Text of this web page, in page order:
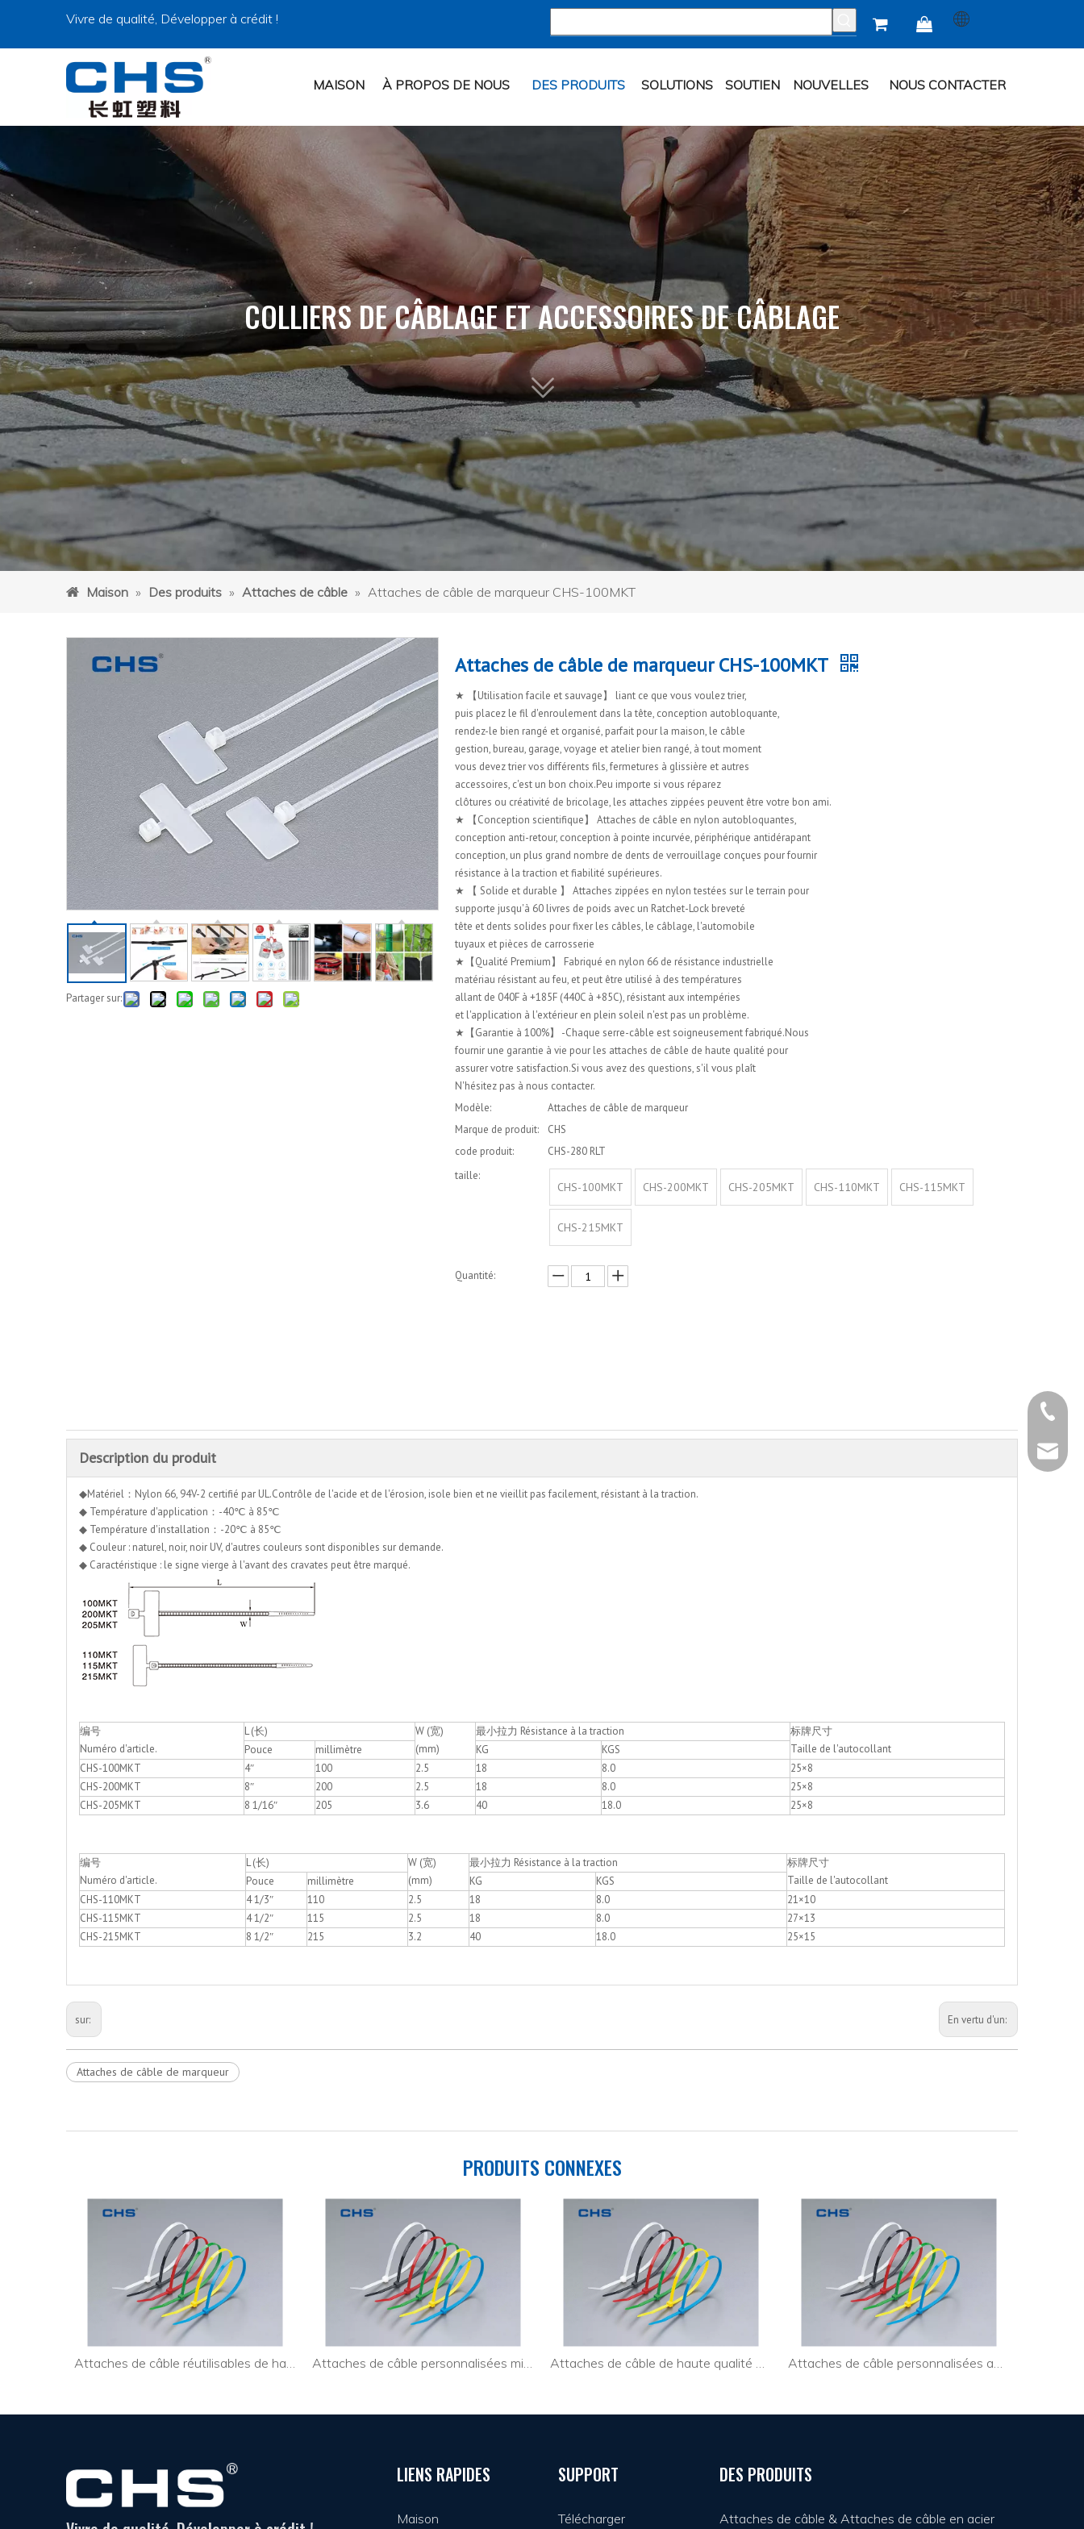
Vivre de qualité, Développer à crédit !  
MAISON À PROPOS DE NOUS DES PRODUITS SOLUTIONS SOUTIEN NOUVELLES NOUS CONTACTER
COLLIERS DE CÂBLAGE ET ACCESSOIRES DE CÂBLAGE
Maison » Des produits » Attaches de câble » Attaches de câble de marqueur CHS-100MKT
Partager sur:
Attaches de câble de marqueur CHS-100MKT
★ 【Utilisation facile et sauvage】 liant ce que vous voulez trier,
puis placez le fil d'enroulement dans la tête, conception autobloquante,
rendez-le bien rangé et organisé, parfait pour la maison, le câble
gestion, bureau, garage, voyage et atelier bien rangé, à tout moment
vous devez trier vos différents fils, fermetures à glissière et autres
accessoires, c'est un bon choix.Peu importe si vous réparez
clôtures ou créativité de bricolage, les attaches zippées peuvent être votre bon ami.
★ 【Conception scientifique】 Attaches de câble en nylon autobloquantes,
conception anti-retour, conception à pointe incurvée, périphérique antidérapant
conception, un plus grand nombre de dents de verrouillage conçues pour fournir
résistance à la traction et fiabilité supérieures.
★ 【 Solide et durable 】 Attaches zippées en nylon testées sur le terrain pour
supporte jusqu'à 60 livres de poids avec un Ratchet-Lock breveté
tête et dents solides pour fixer les câbles, le câblage, l'automobile
tuyaux et pièces de carrosserie
★【Qualité Premium】 Fabriqué en nylon 66 de résistance industrielle
matériau résistant au feu, et peut être utilisé à des températures
allant de 040F à +185F (440C à +85C), résistant aux intempéries
et l'application à l'extérieur en plein soleil n'est pas un problème.
★【Garantie à 100%】 -Chaque serre-câble est soigneusement fabriqué.Nous
fournir une garantie à vie pour les attaches de câble de haute qualité pour
assurer votre satisfaction.Si vous avez des questions, s'il vous plaît
N'hésitez pas à nous contacter.
Modèle:
Attaches de câble de marqueur
Marque de produit:
CHS
code produit:
CHS-280 RLT
taille:
CHS-100MKT CHS-200MKT CHS-205MKT CHS-110MKT CHS-115MKT
CHS-215MKT
Quantité:
Description du produit
◆Matériel：Nylon 66, 94V-2 certifié par UL.Contrôle de l'acide et de l'érosion, isole bien et ne vieillit pas facilement, résistant à la traction.
◆ Température d'application：-40℃ à 85℃
◆ Température d'installation：-20℃ à 85℃
◆ Couleur : naturel, noir, noir UV, d'autres couleurs sont disponibles sur demande.
◆ Caractéristique : le signe vierge à l'avant des cravates peut être marqué.
编号
Numéro d'article.
L (长)
W (宽)
(mm)
最小拉力 Résistance à la traction
标牌尺寸
Taille de l'autocollant
Pouce millimètre KG
KGS
CHS-100MKT
4″ 100 2.5 18 8.0
25×8
CHS-200MKT
8″ 200 2.5 18 8.0
25×8
CHS-205MKT
8 1/16″ 205 3.6 40 18.0 25×8
编号
Numéro d'article.
L (长)
W (宽)
(mm)
最小拉力 Résistance à la traction
标牌尺寸
Taille de l'autocollant
Pouce millimètre KG
KGS
CHS-110MKT
4 1/3″ 110 2.5 18 8.0
21×10
CHS-115MKT
4 1/2″ 115 2.5 18 8.0
27×13
CHS-215MKT
8 1/2″ 215 3.2 40 18.0 25×15
sur: En vertu d'un:
Attaches de câble de marqueur
PRODUITS CONNEXES
Attaches de câble réutilisables de haute qualité pour câble PC Attaches de câble personnalisées minces pour l'industrie Attaches de câble de haute qualité Surelock pour l'industrie Attaches de câble personnalisées amovibles pour guirlandes lumineuses
+86 -
+86 -
LIENS RAPIDES
Maison
SUPPORT
Télécharger
DES PRODUITS
Attaches de câble & Attaches de câble en acier